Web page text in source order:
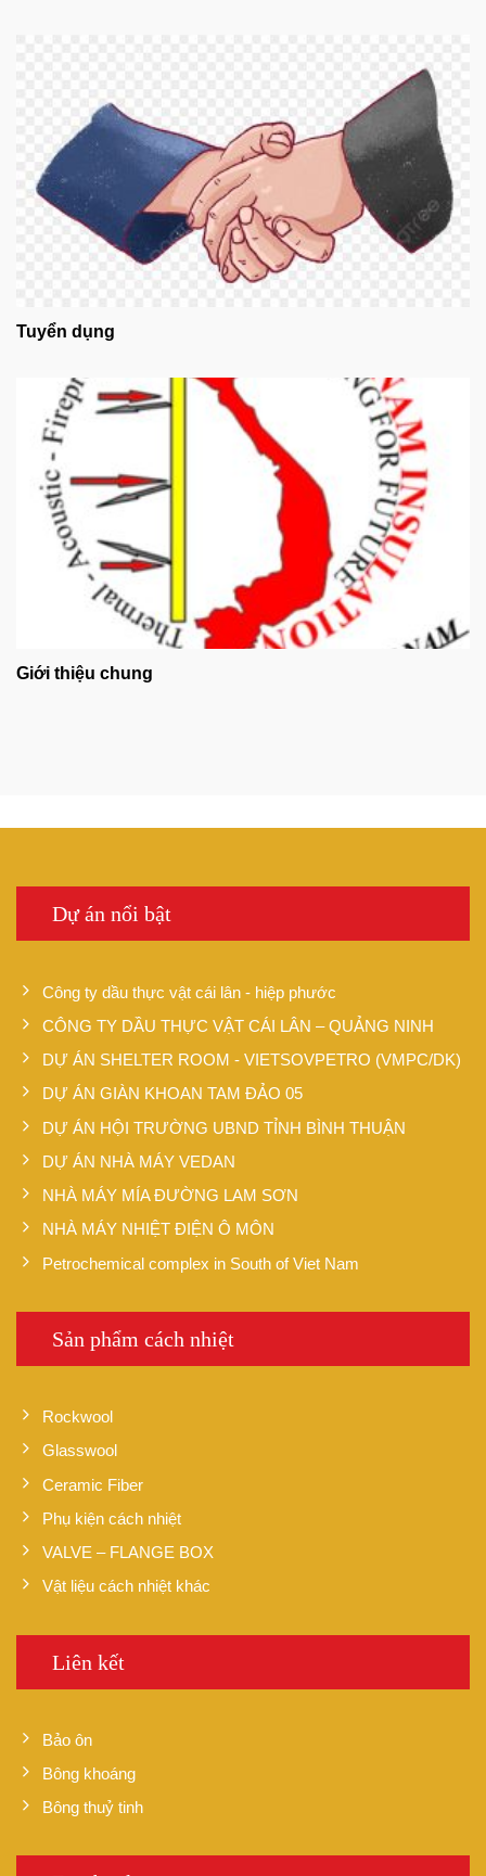
Tuyển dụng
Giới thiệu chung
Dự án nổi bật
Công ty dầu thực vật cái lân - hiệp phước
CÔNG TY DẦU THỰC VẬT CÁI LÂN – QUẢNG NINH
DỰ ÁN SHELTER ROOM - VIETSOVPETRO (VMPC/DK)
DỰ ÁN GIÀN KHOAN TAM ĐẢO 05
DỰ ÁN HỘI TRƯỜNG UBND TỈNH BÌNH THUẬN
DỰ ÁN NHÀ MÁY VEDAN
NHÀ MÁY MÍA ĐƯỜNG LAM SƠN
NHÀ MÁY NHIỆT ĐIỆN Ô MÔN
Petrochemical complex in South of Viet Nam
Sản phẩm cách nhiệt
Rockwool
Glasswool
Ceramic Fiber
Phụ kiện cách nhiệt
VALVE – FLANGE BOX
Vật liệu cách nhiệt khác
Liên kết
Bảo ôn
Bông khoáng
Bông thuỷ tinh